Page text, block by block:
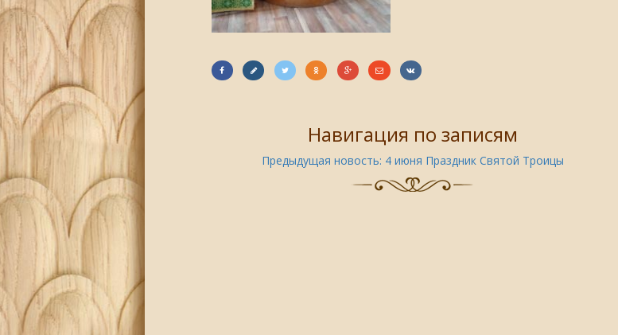
Навигация по записям
Предыдущая новость: 4 июня Праздник Святой Троицы